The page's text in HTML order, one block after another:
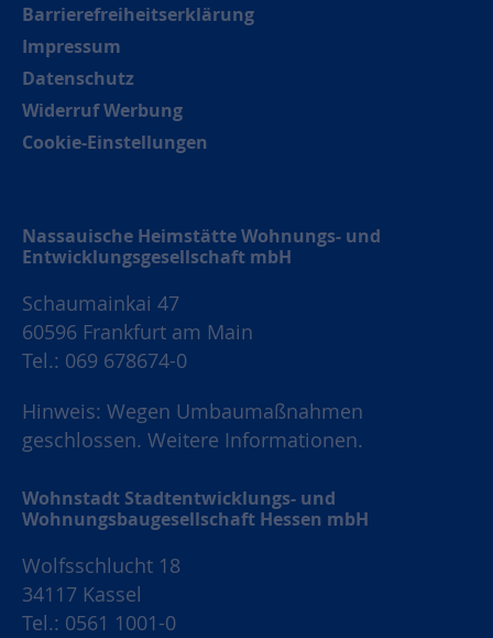
Barrierefreiheitserklärung
Impressum
Datenschutz
Widerruf Werbung
Cookie-Einstellungen
Nassauische Heimstätte Wohnungs- und
Entwicklungsgesellschaft mbH
Schaumainkai 47
60596 Frankfurt am Main
Tel.: 069 678674-0
Hinweis: Wegen Umbaumaßnahmen
geschlossen. Weitere Informationen.
Wohnstadt Stadtentwicklungs- und
Wohnungsbaugesellschaft Hessen mbH
Wolfsschlucht 18
34117 Kassel
Tel.: 0561 1001-0